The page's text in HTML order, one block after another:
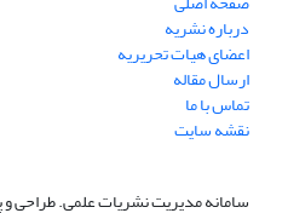
درباره نشریه
اعضای هیات تحریریه
ارسال مقاله
تماس با ما
نقشه سایت
سامانه مدیریت نشریات علمی.طراحی و